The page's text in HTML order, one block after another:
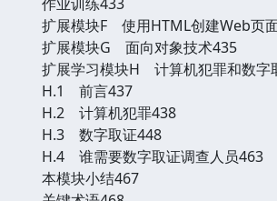
扩展模块F 使用HTML创建Web页
扩展模块G 面向对象技术435
扩展学习模块H 计算机犯罪和数字
H.1 前言437
H.2 计算机犯罪438
H.3 数字取证448
H.4 谁需要数字取证调查人员463
本模块小结467